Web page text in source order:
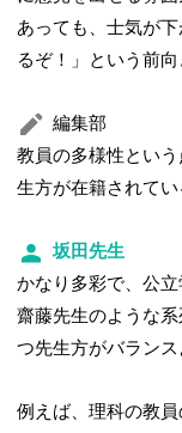
あっても、士気が
るぞ！」という前
編集部
教員の多様性とい
生方が在籍されてい
坂田先生
かなり多彩で、公立
齋藤先生のような
つ先生方がバランス
例えば、理科の教